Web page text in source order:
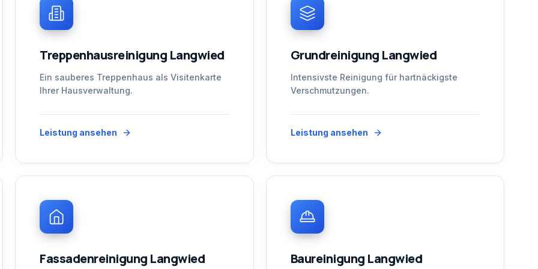
Treppenhausreinigung Langwied
Ein sauberes Treppenhaus als Visitenkarte
Ihrer Hausverwaltung.
Leistung ansehen
Grundreinigung Langwied
Intensivste Reinigung für hartnäckigste
Verschmutzungen.
Leistung ansehen
Fassadenreinigung Langwied Baureinigung Langwied